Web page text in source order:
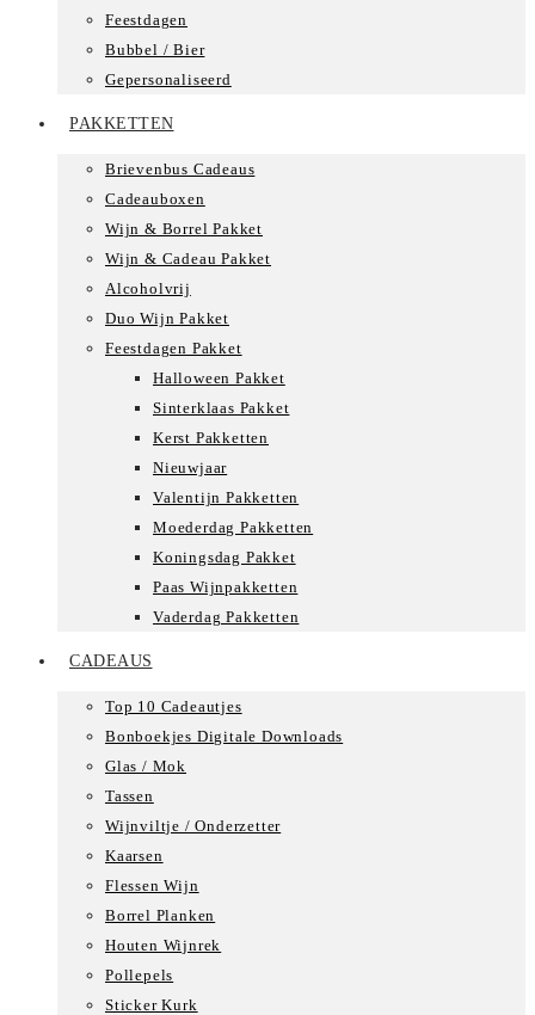
Feestdagen
Bubbel / Bier
Gepersonaliseerd
PAKKETTEN
Brievenbus Cadeaus
Cadeauboxen
Wijn & Borrel Pakket
Wijn & Cadeau Pakket
Alcoholvrij
Duo Wijn Pakket
Feestdagen Pakket
Halloween Pakket
Sinterklaas Pakket
Kerst Pakketten
Nieuwjaar
Valentijn Pakketten
Moederdag Pakketten
Koningsdag Pakket
Paas Wijnpakketten
Vaderdag Pakketten
CADEAUS
Top 10 Cadeautjes
Bonboekjes Digitale Downloads
Glas / Mok
Tassen
Wijnviltje / Onderzetter
Kaarsen
Flessen Wijn
Borrel Planken
Houten Wijnrek
Pollepels
Sticker Kurk